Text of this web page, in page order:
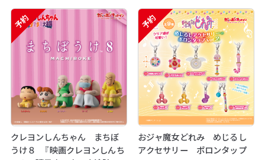
予約
クレヨンしんちゃん まちぼ
うけ８ 『映画クレヨンしんち
予約
おジャ魔女どれみ めじるし
アクセサリー ポロンタップ